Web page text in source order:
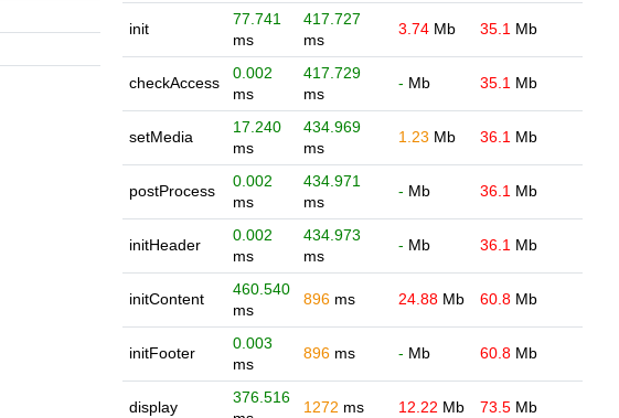
init
77.741
ms
417.727
ms
3.74Mb 35.1 Mb
checkAccess
0.002
ms
417.729
ms
- Mb 35.1 Mb
setMedia
17.240
ms
434.969
ms
1.23 Mb 36.1 Mb
postProcess
0.002
ms
434.971
ms
- Mb 36.1 Mb
initHeader
0.002
ms
434.973
ms
- Mb 36.1 Mb
initContent
460.540
ms
896ms 24.88Mb 60.8Mb
initFooter
0.003
ms
896ms - Mb 60.8Mb
display
376.516
1272 ms 12.22 Mb 73.5Mb